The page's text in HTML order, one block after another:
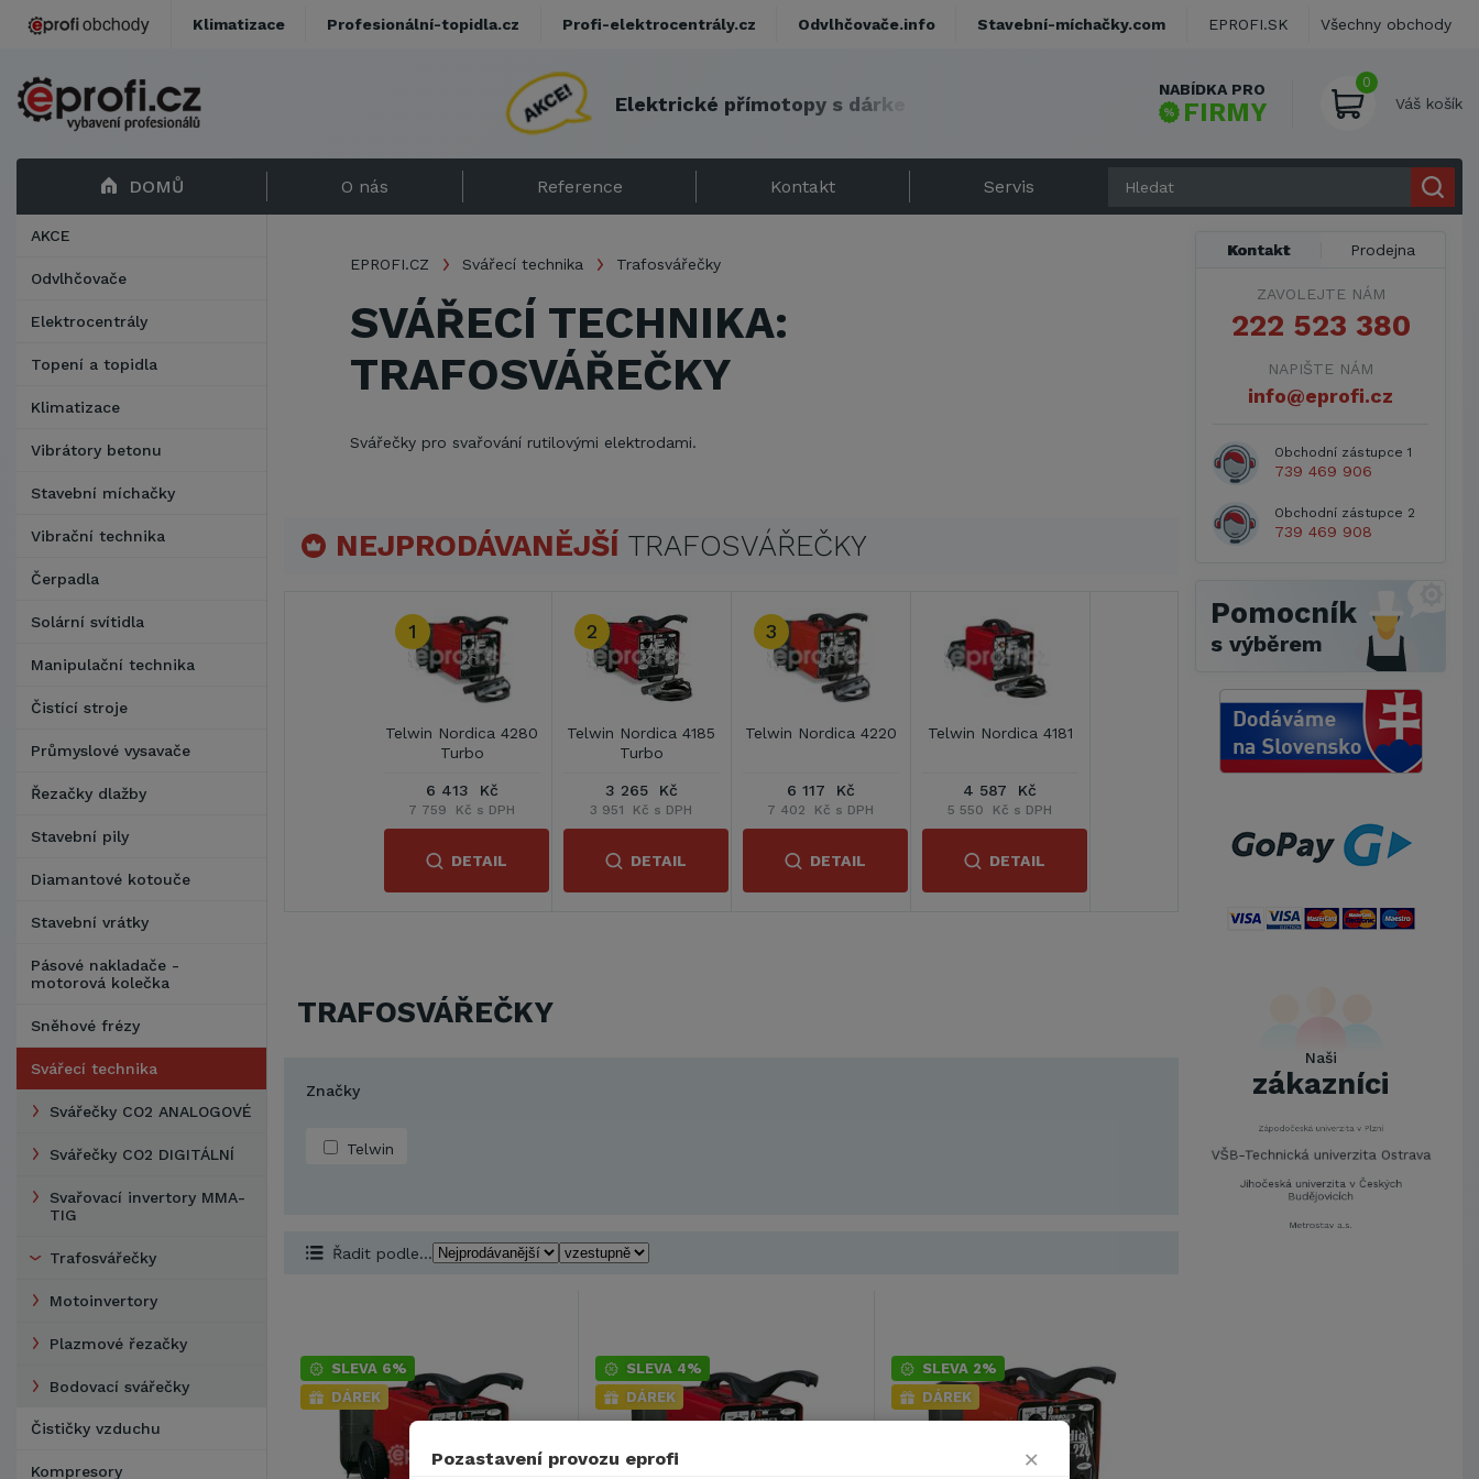
Elektrické přímotopy s dárk
NABÍDKA PRO
FIRMY
0
Váš košík
DOMŮ O nás Reference Kontakt Servis
AKCE
Odvlhčovače
Elektrocentrály
Topení a topidla
Klimatizace
Vibrátory betonu
Stavební míchačky
Vibrační technika
Čerpadla
Solární svítidla
Manipulační technika
Čistící stroje
Průmyslové vysavače
Řezačky dlažby
Stavební pily
Diamantové kotouče
Stavební vrátky
Pásové nakladače -
motorová kolečka
Sněhové frézy
Svářecí technika
Svářečky CO2 ANALOGOVÉ
Svářečky CO2 DIGITÁLNÍ
Svařovací invertory MMA-
TIG
Trafosvářečky
Motoinvertory
Plazmové řezačky
Bodovací svářečky
Čističky vzduchu
Kompresory
EPROFI.CZ Svářecí technika Trafosvářečky
SVÁŘECÍ TECHNIKA:
TRAFOSVÁŘEČKY
Svářečky pro svařování rutilovými elektrodami.
NEJPRODÁVANĚJŠÍ TRAFOSVÁŘEČKY
1
Telwin Nordica 4280
Turbo
6 413 Kč
7 759 Kč s DPH
DETAIL
2
Telwin Nordica 4185
Turbo
3 265 Kč
3 951 Kč s DPH
DETAIL
3
Telwin Nordica 4220
6 117 Kč
7 402 Kč s DPH
DETAIL
Telwin Nordica 4181
4 587 Kč
5 550 Kč s DPH
DETAIL
TRAFOSVÁŘEČKY
Značky
Telwin
Řadit podle...
SLEVA 6%
DÁREK
SLEVA 4%
DÁREK
SLEVA 2%
DÁREK
Kontakt Prodejna
ZAVOLEJTE NÁM
222 523 380
NAPIŠTE NÁM
info@eprofi.cz
Obchodní zástupce 1
739 469 906
Obchodní zástupce 2
739 469 908
Pomocník
s výběrem
Naši
zákazníci
Metrostav a.s.
Kostelecké uzeniny a.s.
EUROVIA CS, a. s.
Jihočeská univerzita v Českých
Budějovicích
Klimatizace Profesionální-topidla.cz Profi-elektrocentrály.cz Odvlhčovače.info Stavební-míchačky.com EPROFI.SK Všechny obchody
Pozastavení provozu eprofi ×